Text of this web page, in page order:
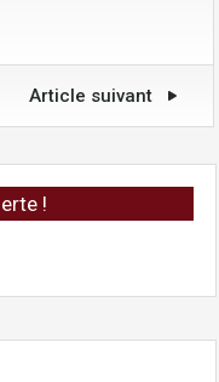
Article suivant
!